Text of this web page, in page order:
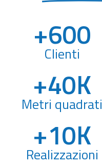
+600
Clienti
+40K
Metri quadrati
+10K
Realizzazioni